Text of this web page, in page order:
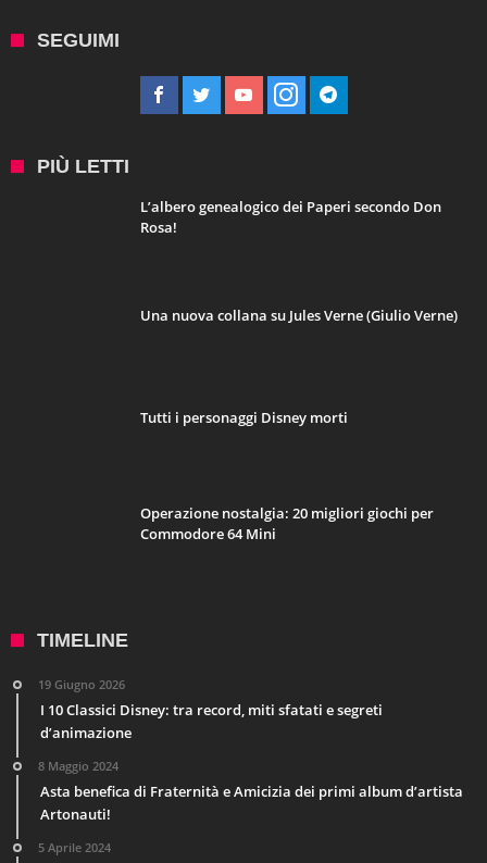
SEGUIMI
PIÙ LETTI
L’albero genealogico dei Paperi secondo Don
Rosa!
Una nuova collana su Jules Verne (Giulio Verne)
Tutti i personaggi Disney morti
Operazione nostalgia: 20 migliori giochi per
Commodore 64 Mini
TIMELINE
19 Giugno 2026
I 10 Classici Disney: tra record, miti sfatati e segreti
d’animazione
8 Maggio 2024
Asta benefica di Fraternità e Amicizia dei primi album d’artista
Artonauti!
5 Aprile 2024